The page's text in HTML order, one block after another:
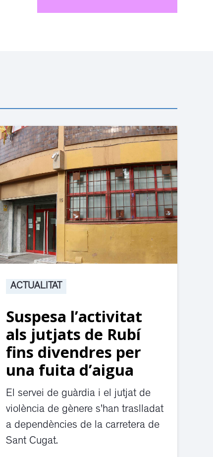
ACTUALITAT
Suspesa l’activitat
als jutjats de Rubí
fins divendres per
una fuita d’aigua
El servei de guàrdia i el jutjat de
violència de gènere s'han traslladat
a dependències de la carretera de
Sant Cugat.